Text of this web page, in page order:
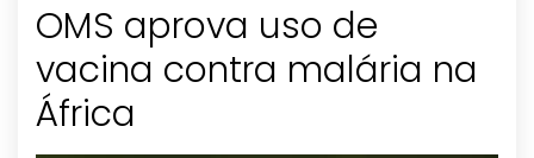
OMS aprova uso de
vacina contra malária na
África